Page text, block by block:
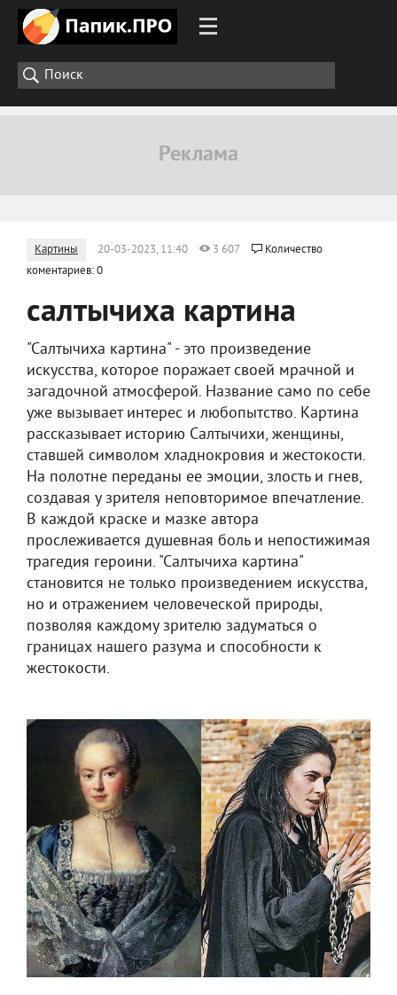
Картины 20-03-2023, 11:40 3 607
Количество
коментариев: 0
салтычиха картина
"Салтычиха картина" - это произведение
искусства, которое поражает своей мрачной и
загадочной атмосферой. Название само по себе
уже вызывает интерес и любопытство. Картина
рассказывает историю Салтычихи, женщины,
ставшей символом хладнокровия и жестокости.
На полотне переданы ее эмоции, злость и гнев,
создавая у зрителя неповторимое впечатление.
В каждой краске и мазке автора
прослеживается душевная боль и непостижимая
трагедия героини. "Салтычиха картина"
становится не только произведением искусства,
но и отражением человеческой природы,
позволяя каждому зрителю задуматься о
границах нашего разума и способности к
жестокости.